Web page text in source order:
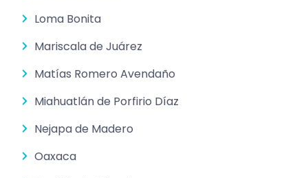
Loma Bonita
Mariscala de Juárez
Matías Romero Avendaño
Miahuatlán de Porfirio Díaz
Nejapa de Madero
Oaxaca